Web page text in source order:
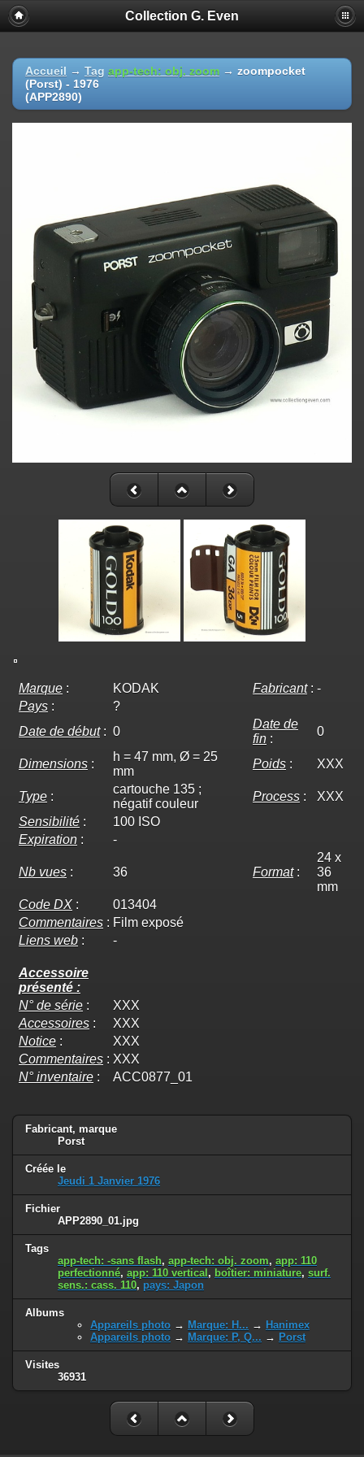
Collection G. Even
Accueil → Tag app-tech: obj. zoom → zoompocket
(Porst) - 1976
(APP2890)
Marque : KODAK Fabricant: -
Pays :
?
Date de début: 0
Date de
fin :
0
Dimensions :
h = 47 mm, Ø = 25
mm
Poids : XXX
Type :
cartouche 135 ;
négatif couleur
Process :
XXX
Sensibilité :
100 ISO
Expiration : -
Nb vues : 36 Format:
24 x
36
mm
Code DX :
013404
Commentaires : Film exposé
Liens web : -
Accessoire
présenté :
N° de série :
XXX
Accessoires :
XXX
Notice :
XXX
Commentaires : XXX
N° inventaire : ACC0877_01
Fabricant, marque
Porst
Créée le
Jeudi 1 Janvier 1976
Fichier
APP2890_01.jpg
Tags
app-tech: -sans flash, app-tech: obj. zoom, app: 110
perfectionné, app: 110 vertical , boîtier: miniature, surf.
sens.: cass. 110, pays: Japon
Albums
Appareils photo → Marque: H... → Hanimex
Appareils photo → Marque: P, Q... → Porst
Visites
36931